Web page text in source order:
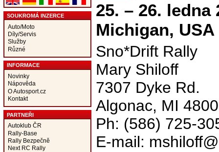
SOUKROMÁ INZERCE
Auto/Moto
Díly/Servis
Služby
Různé
INFORMACE
Novinky
Nápověda
O Autosport.cz
Kontakt
PARTNEŘI
Autoklub ČR
Rally-Base
Rally Bezpečně
Next RC Rally
25. – 26. ledna
Michigan, USA
Sno*Drift Rally
Mary Shiloff
7307 Dyke Rd.
Algonac, MI
Ph: (586) 725-
E-mail: